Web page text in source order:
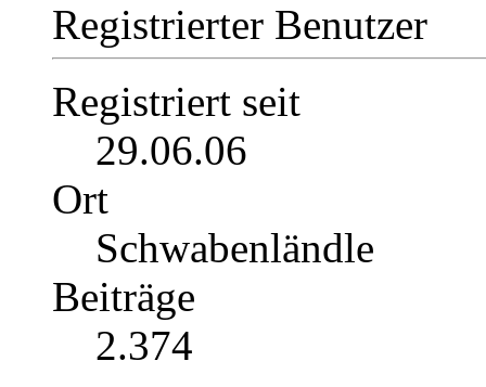
Registrierter Benutzer
Registriert seit
29.06.06
Ort
Schwabenländle
Beiträge
2.374